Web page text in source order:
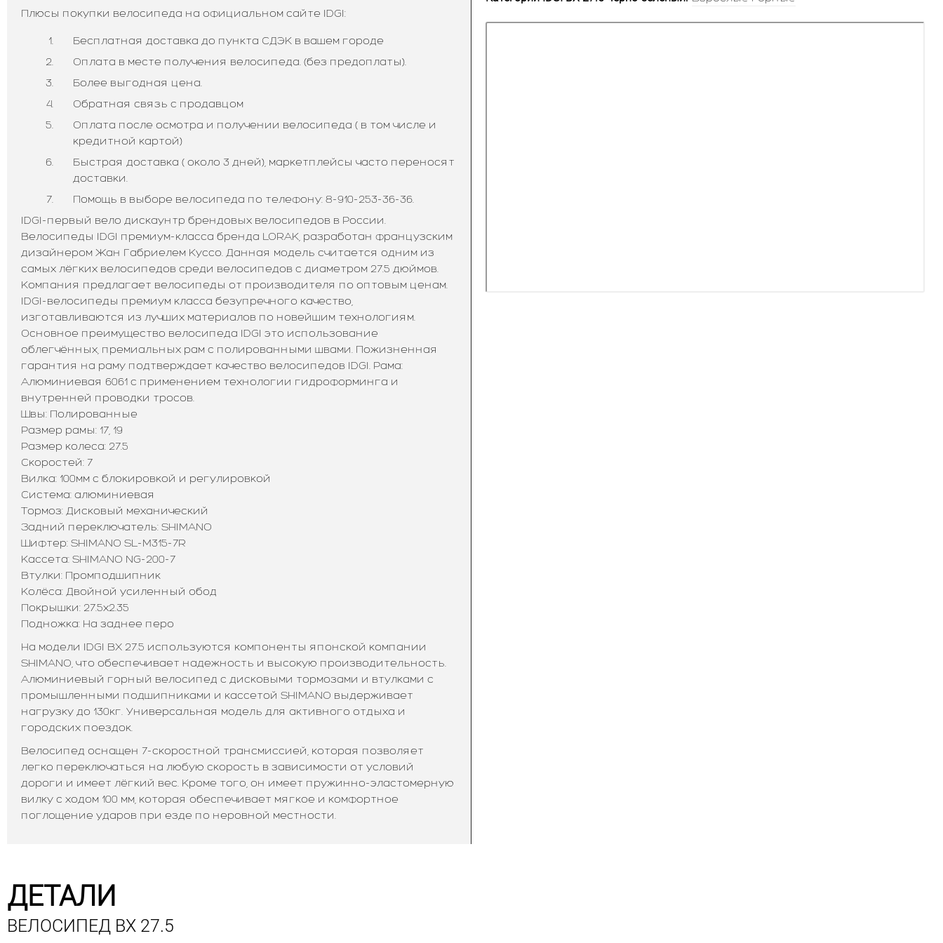
Плюсы покупки велосипеда на официальном сайте IDGI:
Бесплатная доставка до пункта СДЭК в вашем городе
Оплата в месте получения велосипеда. (без предоплаты).
Более выгодная цена.
Обратная связь с продавцом
Оплата после осмотра и получении велосипеда ( в том числе и
кредитной картой)
Быстрая доставка ( около 3 дней), маркетплейсы часто переносят
доставки.
Помощь в выборе велосипеда по телефону: 8-910-253-36-36.
IDGI-первый вело дискаунтр брендовых велосипедов в России.
Велосипеды IDGI премиум-класса бренда LORAK, разработан французским
дизайнером Жан Габриелем Куссо. Данная модель считается одним из
самых лёгких велосипедов среди велосипедов с диаметром 27.5 дюймов.
Компания предлагает велосипеды от производителя по оптовым ценам.
IDGI-велосипеды премиум класса безупречного качество,
изготавливаются из лучших материалов по новейшим технологиям.
Основное преимущество велосипеда IDGI это использование
облегчённых, премиальных рам с полированными швами. Пожизненная
гарантия на раму подтверждает качество велосипедов IDGI. Рама:
Алюминиевая 6061 с применением технологии гидроформинга и
внутренней проводки тросов.
Швы: Полированные
Размер рамы: 17, 19
Размер колеса: 27.5
Скоростей: 7
Вилка: 100мм с блокировкой и регулировкой
Система: алюминиевая
Тормоз: Дисковый механический
Задний переключатель: SHIMANO
Шифтер: SHIMANO SL-M315-7R
Кассета: SHIMANO NG-200-7
Втулки: Промподшипник
Колёса: Двойной усиленный обод
Покрышки: 27.5х2.35
Подножка: На заднее перо
На модели IDGI BX 27.5 используются компоненты японской компании
SHIMANO, что обеспечивает надежность и высокую производительность.
Алюминиевый горный велосипед с дисковыми тормозами и втулками с
промышленными подшипниками и кассетой SHIMANO выдерживает
нагрузку до 130кг. Универсальная модель для активного отдыха и
городских поездок.
Велосипед оснащен 7-скоростной трансмиссией, которая позволяет
легко переключаться на любую скорость в зависимости от условий
дороги и имеет лёгкий вес. Кроме того, он имеет пружинно-эластомерную
вилку с ходом 100 мм, которая обеспечивает мягкое и комфортное
поглощение ударов при езде по неровной местности.
ДЕТАЛИ
ВЕЛОСИПЕД BX 27.5